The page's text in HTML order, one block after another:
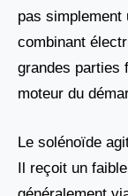
pas simplement
combinant
grandes parties
moteur du
Le solénoïde
Il reçoit un